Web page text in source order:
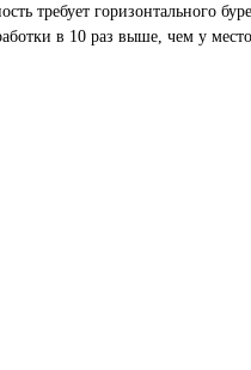
требует горизонтального
в 10 раз выше, чем у